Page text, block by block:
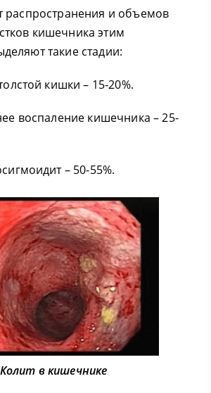
распространения и объемов
кишечника этим
такие стадии:
кишки – 15-20%.
воспаление кишечника – 25-
– 50-55%.
Колит в кишечнике